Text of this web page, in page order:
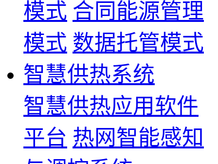
模式 合同能源管理
模式 数据托管模式
智慧供热系统
智慧供热应用软件
平台 热网智能感知